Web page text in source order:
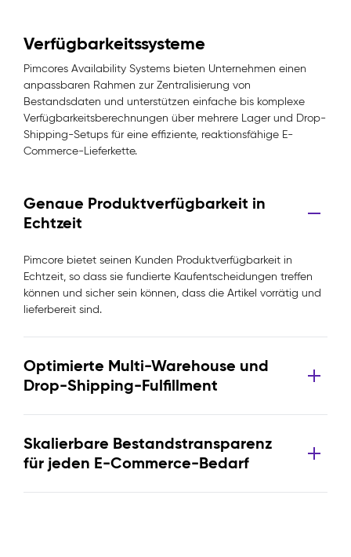
Verfügbarkeitssysteme
Pimcores Availability Systems bieten Unternehmen einen
anpassbaren Rahmen zur Zentralisierung von
Bestandsdaten und unterstützen einfache bis komplexe
Verfügbarkeitsberechnungen über mehrere Lager und Drop-
Shipping-Setups für eine effiziente, reaktionsfähige E-
Commerce-Lieferkette.
Genaue Produktverfügbarkeit in
Echtzeit
Pimcore bietet seinen Kunden Produktverfügbarkeit in
Echtzeit, so dass sie fundierte Kaufentscheidungen treffen
können und sicher sein können, dass die Artikel vorrätig und
lieferbereit sind.
Optimierte Multi-Warehouse und
Drop-Shipping-Fulfillment
Skalierbare Bestandstransparenz
für jeden E-Commerce-Bedarf